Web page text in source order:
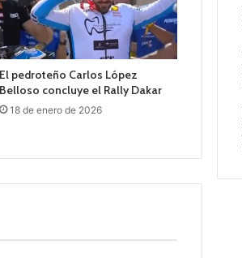
El pedroteño Carlos López
Belloso concluye el Rally Dakar
18 de enero de 2026